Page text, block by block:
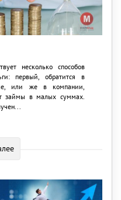
несколько способов
первый, обратится в
или же в компании,
займы в малых суммах.